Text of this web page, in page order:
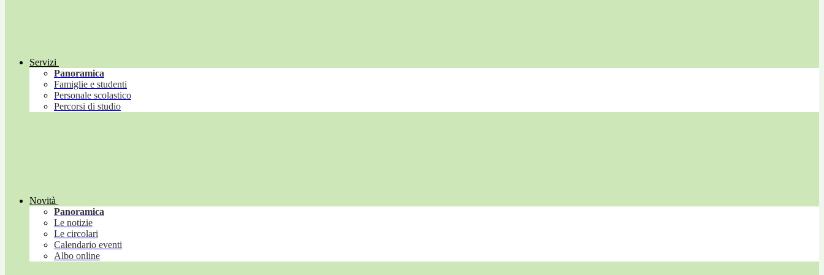
Servizi
Panoramica
Famiglie e studenti
Personale scolastico
Percorsi di studio
Novità
Panoramica
Le notizie
Le circolari
Calendario eventi
Albo online